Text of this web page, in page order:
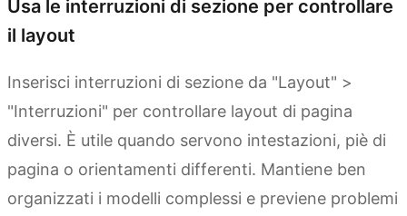
Usa le interruzioni di sezione per controllare
il layout
Inserisci interruzioni di sezione da "Layout" >
"Interruzioni" per controllare layout di pagina
diversi. È utile quando servono intestazioni, piè di
pagina o orientamenti differenti. Mantiene ben
organizzati i modelli complessi e previene problemi